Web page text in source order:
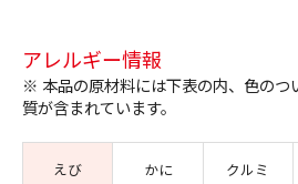
アレルギー情報
※ 本品の原材料には下表の内、色のつ
質が含まれています。
えび かに クルミ